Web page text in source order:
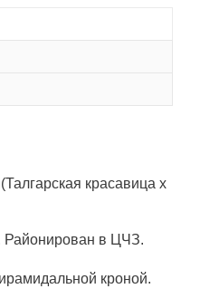
красавица х
в ЦЧЗ.
кроной.